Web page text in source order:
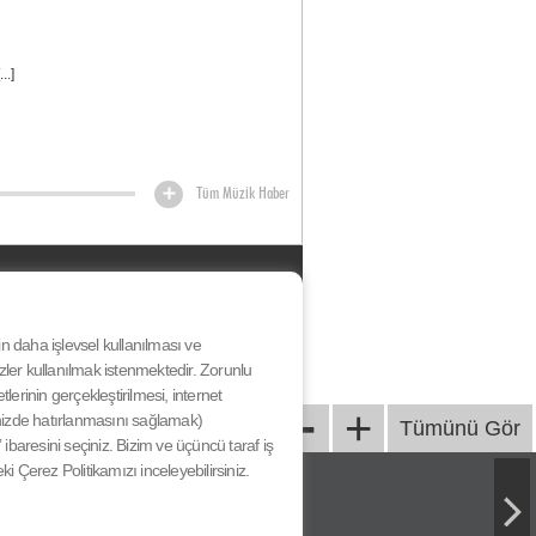
Tüm Müzik Haber
daha işlevsel kullanılması ve
kullanılmak istenmektedir. Zorunlu
gerçekleştirilmesi, internet
hatırlanmasını sağlamak)
ibaresini seçiniz. Bizim ve üçüncü taraf iş
Çerez Politikamızı inceleyebilirsiniz.
YARIŞMA KATILIM KOŞULLARI
& SÖZLEŞME
GİZLİLİK SÖZLEŞMESİ
- + Tümünü Gör